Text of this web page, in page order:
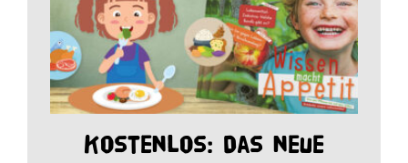
Kostenlos: Das neue